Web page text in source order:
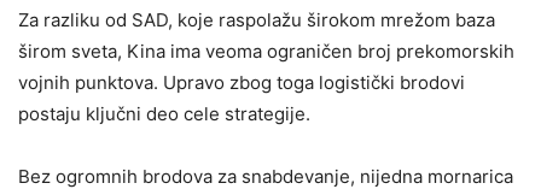
Za razliku od SAD, koje raspolažu širokom mrežom baza
širom sveta, Kina ima veoma ograničen broj prekomorskih
vojnih punktova. Upravo zbog toga logistički brodovi
postaju ključni deo cele strategije.
Bez ogromnih brodova za snabdevanje, nijedna mornarica